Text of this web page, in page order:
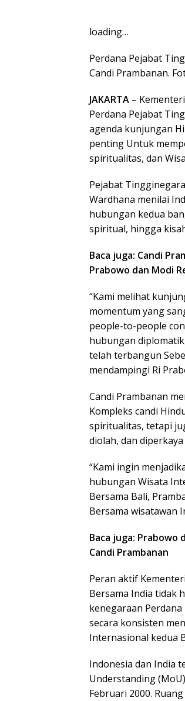
loading…
Perdana Pejabat
Candi Prambanan.
JAKARTA –
Perdana Pejabat
agenda kunjungan
penting Untuk
spiritualitas, dan
Pejabat
Wardhana menilai
hubungan kedua
spiritual, hingga
Baca juga: Candi
Prabowo dan Modi
“Kami melihat
momentum yang
people-to-people
hubungan
telah terbangun
mendampingi Ri
Candi Prambanan
Kompleks candi
spiritualitas, tetapi
diolah, dan
“Kami ingin
hubungan Wisata
Bersama Bali,
Bersama wisatawan
Baca juga: Prabowo
Candi Prambanan
Peran aktif
Bersama India tidak
kenegaraan
secara konsisten
Internasional kedua
Indonesia dan India
Understanding
Februari 2000.